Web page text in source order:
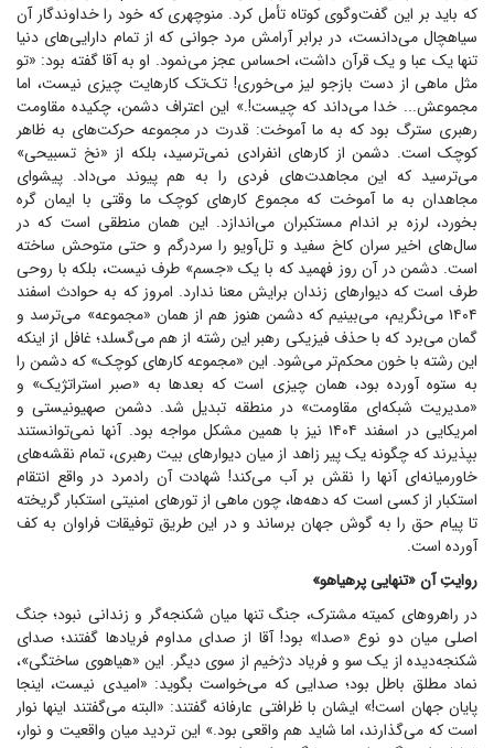
که باید بر این گفت‌وگوی کوتاه تأمل کرد. منوچهری که خود را خداوندگار آن
سیاهچال می‌دانست، در برابر آرامش مرد جوانی که از تمام دارایی‌های دنیا
تنها یک عبا و یک قرآن داشت، احساس عجز می‌نمود. او به آقا گفته بود: «تو
مثل ماهی از دست بازجو لیز می‌خوری! تک‌تک کارهایت چیزی نیست، اما
مجموعش... خدا می‌داند که چیست!.» این اعتراف دشمن، چکیده مقاومت
رهبری سترگ بود که به ما آموخت: قدرت در مجموعه حرکت‌های به ظاهر
کوچک است. دشمن از کار‌های انفرادی نمی‌ترسید، بلکه از «نخ تسبیحی»
می‌ترسید که این مجاهدت‌های فردی را به هم پیوند می‌داد. پیشوای
مجاهدان به ما آموخت که مجموع کار‌های کوچک ما وقتی با ایمان گره
بخورد، لرزه بر اندام مستکبران می‌اندازد. این همان منطقی است که در
سال‌های اخیر سران کاخ سفید و تل‌آویو را سردرگم و حتی متوحش ساخته
است. دشمن در آن روز فهمید که با یک «جسم» طرف نیست، بلکه با روحی
طرف است که دیوار‌های زندان برایش معنا ندارد. امروز که به حوادث اسفند
۱۴۰۴ می‌نگریم، می‌بینیم که دشمن هنوز هم از همان «مجموعه» می‌ترسد و
گمان می‌برد که با حذف فیزیکی رهبر این رشته از هم می‌گسلد؛ غافل از اینکه
این رشته با خون محکم‌تر می‌شود. این «مجموعه کار‌های کوچک» که دشمن را
به ستوه آورده بود، همان چیزی است که بعد‌ها به «صبر استراتژیک» و
«مدیریت شبکه‌ای مقاومت» در منطقه تبدیل شد. دشمن صهیونیستی و
امریکایی در اسفند ۱۴۰۴ نیز با همین مشکل مواجه بود. آنها نمی‌توانستند
بپذیرند که چگونه یک پیر زاهد از میان دیوار‌های بیت رهبری، تمام نقشه‌های
خاورمیانه‌ای آنها را نقش بر آب می‌کند! شهادت آن رادمرد در واقع انتقام
استکبار از کسی است که دهه‌ها، چون ماهی از تور‌های امنیتی استکبار گریخته
تا پیام حق را به گوش جهان برساند و در این طریق توفیقات فراوان به کف
آورده است.
روایتِ آن «تنهایی پرهیاهو»
در راهرو‌های کمیته مشترک، جنگ تنها میان شکنجه‌گر و زندانی نبود؛ جنگ
اصلی میان دو نوع «صدا» بود! آقا از صدای مداوم فریاد‌ها گفتند؛ صدای
شکنجه‌دیده از یک سو و فریاد دژخیم از سوی دیگر. این «هیاهوی ساختگی»،
نماد مطلق باطل بود؛ صدایی که می‌خواست بگوید: «امیدی نیست، اینجا
پایان جهان است!» ایشان با ظرافتی عارفانه گفتند: «البته می‌گفتند اینها نوار
است که می‌گذارند، اما شاید هم واقعی بود.» این تردید میان واقعیت و نوار،